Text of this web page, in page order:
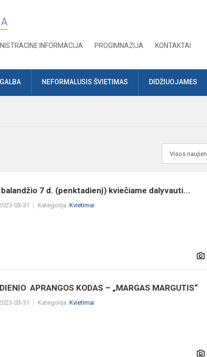
INFORMACIJA PROGIMNAZIJA KONTAKTAI
NEFORMALUSIS ŠVIETIMAS DIDŽIUOJAMĖS
7 d. (penktadienį)​ kviečiame dalyvauti...
03-31 Kategorija: Kvietimai
APRANGOS KODAS – „MARGAS MARGUTIS“​
03-31 Kategorija: Kvietimai